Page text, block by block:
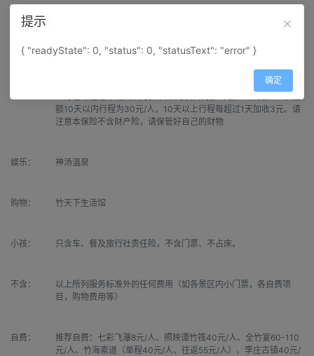
保险合同约定的意外事故，承保的保险公司将按保险合同约定向游
客支付保险金。如游客未能购买意外险，如发生非旅行社责任范围
之外的意外事故所引起的损失、损害则只能自行承担。国内游保险
费金额10天以内行程为10元/人 (外宾及港澳台另加30元)，10天以
额10天以内行程为30元/人，10天以上行程每超过1天加收3元。请
注意本保险不含财产险，请保管好自己的财物
娱乐： 神汤温泉
购物： 竹天下生活馆
小孩： 只含车、餐及旅行社责任险，不含门票、不占床。
不含：
以上所列服务标准外的任何费用（如各景区内小门票，各自费项
目，购物费用等）
自费：
推荐自费：七彩飞瀑8元/人、照映谭竹筏40元/人、全竹宴60-110
元/人、竹海索道（单程40元/人、往返55元/人）、李庄古镇40元/
提示
{ "readyState": 0, "status": 0, "statusText": "error" }
确定